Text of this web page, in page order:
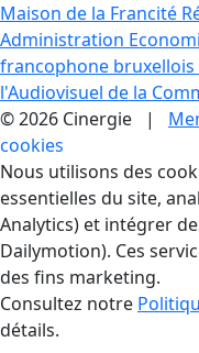
Maison de la Francité
Administration
francophone bruxellois
l'Audiovisuel de la
© 2026 Cinergie |
cookies
Gestion des
Nous utilisons des
essentielles du site,
Analytics) et intégrer
Dailymotion). Ces
des fins marketing.
Consultez notre
détails.